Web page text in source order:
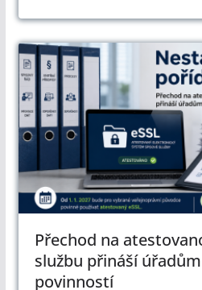
Přechod na
službu přináší
povinností